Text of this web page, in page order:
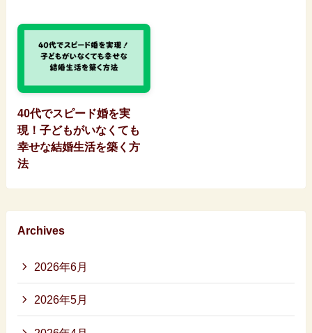
40代でスピード婚を実
現！子どもがいなくても
幸せな結婚生活を築く方
法
Archives
2026年6月
2026年5月